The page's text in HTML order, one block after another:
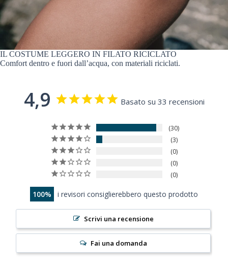
IL COSTUME LEGGERO IN FILATO RICICLATO
Comfort dentro e fuori dall’acqua, con materiali riciclati.
4,9 Basato su 33 recensioni
30
3
0
0
0
100 i revisori consiglierebbero questo prodotto
Scrivi una recensione
Fai una domanda